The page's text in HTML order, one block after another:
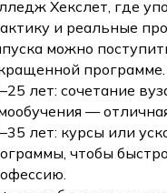
Хекслет, где
и реальные
можно
программе.
лет: сочетание
—
лет: курсы или
чтобы